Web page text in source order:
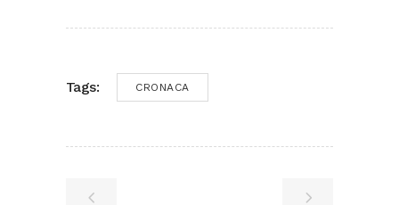
Tags: CRONACA